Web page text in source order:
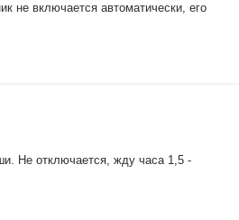
не включается автоматически, его
Не отключается, жду часа 1,5 -